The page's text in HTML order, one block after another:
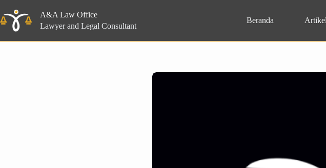
to
content
A&A Law Office
Lawyer and Legal Consultant
Beranda Artikel